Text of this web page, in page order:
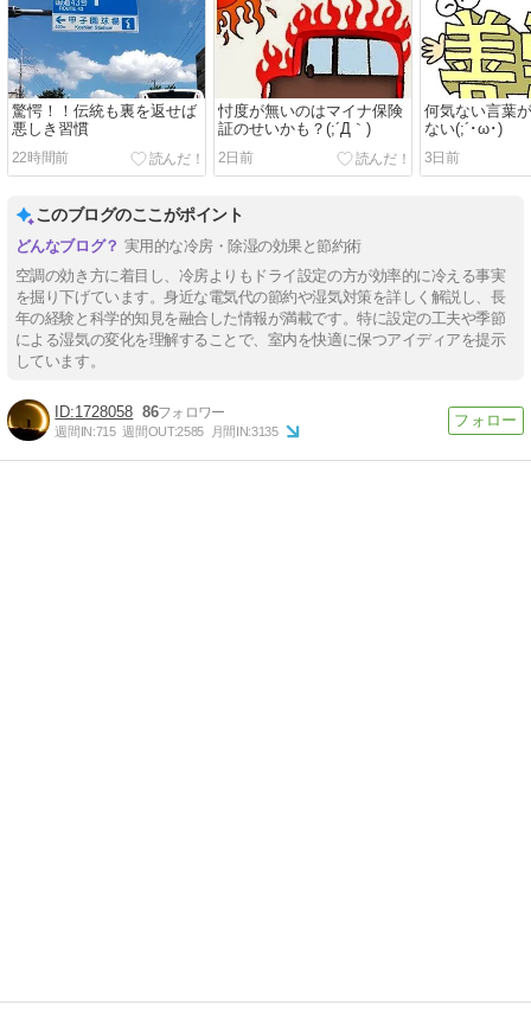
驚愕！！伝統も裏を返せば
悪しき習慣
22時間前
忖度が無いのはマイナ保険
証のせいかも？(;´Д｀)
2日前
何気ない言葉
ない(;´･ω･)
3日前
このブログのここがポイント
実用的な冷房・除湿の効果と節約術
空調の効き方に着目し、冷房よりもドライ設定の方が効率的に冷える事実
を掘り下げています。身近な電気代の節約や湿気対策を詳しく解説し、長
年の経験と科学的知見を融合した情報が満載です。特に設定の工夫や季節
による湿気の変化を理解することで、室内を快適に保つアイディアを提示
しています。
1728058 86
週間IN:715 週間OUT:2585 月間IN:3135